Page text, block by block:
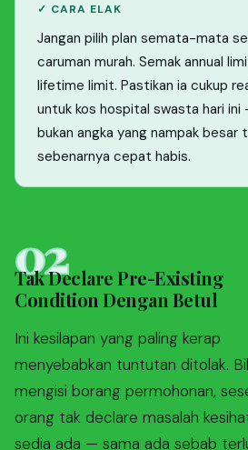
✓ CARA ELAK
Jangan pilih plan semata-mata
caruman murah. Semak annual
lifetime limit. Pastikan ia cukup
untuk kos hospital swasta hari ini
bukan angka yang nampak besar
sebenarnya cepat habis.
02
Tak Declare Pre-Existing
Condition Dengan Betul
Ini kesilapan yang paling kerap
menyebabkan tuntutan ditolak.
mengisi borang permohonan,
orang tak declare masalah
sedia ada — sama ada sebab